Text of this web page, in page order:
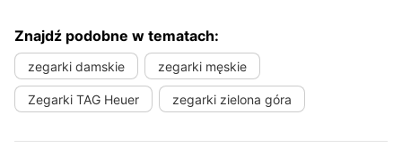
Znajdź podobne w tematach:
zegarki damskie zegarki męskie
Zegarki TAG Heuer zegarki zielona góra